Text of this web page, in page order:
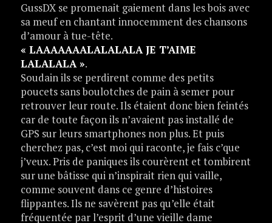
GussDX se promenait gaiement dans les bois avec
sa meuf en chantant innocemment des chansons
d’amour à tue-tête.
« LAAAAAAALALALALA JE T’AIME
LALALALA ».
Soudain ils se perdirent comme des petits
poucets sans boulotches de pain à semer pour
retrouver leur route. Ils étaient donc bien feintés
car de toute façon ils n’avaient pas installé de
GPS sur leurs smartphones non plus. Et puis
cherchez pas, c’est moi qui raconte, je fais c’que
j’veux. Pris de paniques ils courèrent et tombirent
sur une bâtisse qui n’inspirait rien qui vaille,
comme souvent dans ce genre d’histoires
flippantes. Ils ne savèrent pas qu’elle était
fréquentée par l’esprit d’une vieille dame